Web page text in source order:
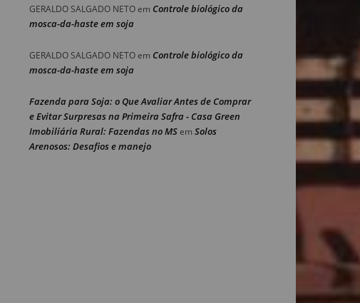
GERALDO SALGADO NETOem Controle biológico da
mosca-da-haste em soja
GERALDO SALGADO NETOem Controle biológico da
mosca-da-haste em soja
Fazenda para Soja: o Que Avaliar Antes de Comprar
e Evitar Surpresas na Primeira Safra - Casa Green
Imobiliária Rural: Fazendas no MSem Solos
Arenosos: Desafios e manejo